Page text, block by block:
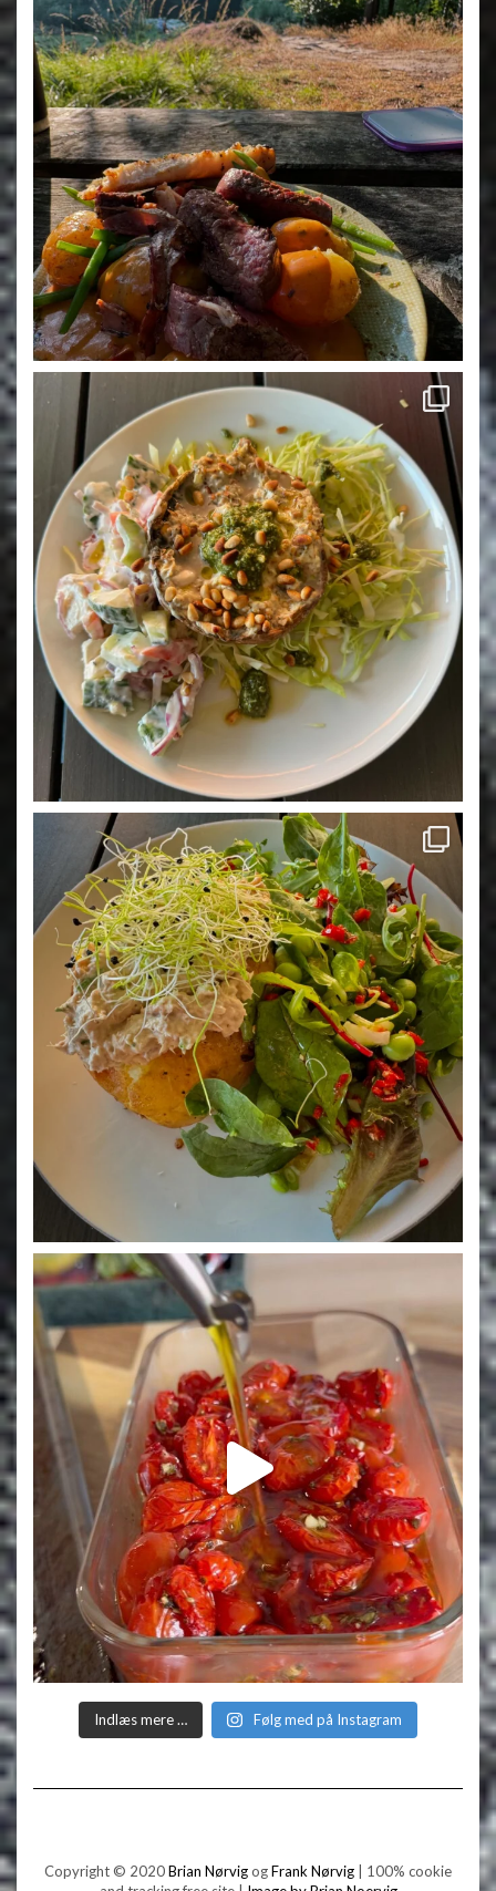
Indlæs mere … Følg med på Instagram
Copyright © 2020Brian NørvigogFrank Nørvig | 100% cookie